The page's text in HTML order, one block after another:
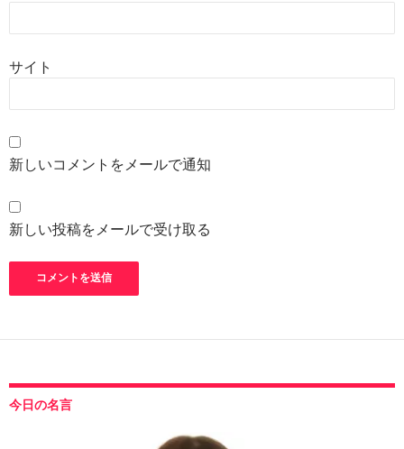
サイト
新しいコメントをメールで通知
新しい投稿をメールで受け取る
今日の名言